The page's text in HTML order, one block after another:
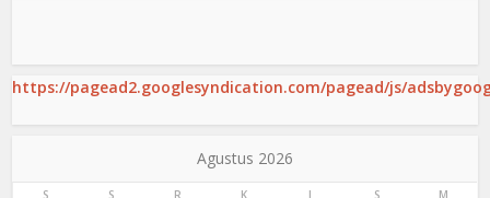
https://pagead2.googlesyndication.com/pagead/js/
Agustus 2026